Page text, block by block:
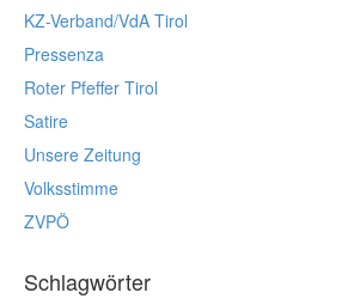
KZ-Verband/VdA Tirol
Pressenza
Roter Pfeffer Tirol
Satire
Unsere Zeitung
Volksstimme
ZVPÖ
Schlagwörter